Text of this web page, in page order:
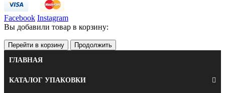
Facebook Instagram
Вы добавили товар в корзину:
Перейти в корзину
Продолжить
ГЛАВНАЯ
КАТАЛОГ УПАКОВКИ